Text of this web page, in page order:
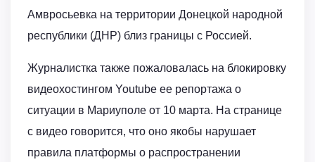
Амвросьевка на территории Донецкой народной
республики (ДНР) близ границы с Россией.
Журналистка также пожаловалась на блокировку
видеохостингом Youtube ее репортажа о
ситуации в Мариуполе от 10 марта. На странице
с видео говорится, что оно якобы нарушает
правила платформы о распространении